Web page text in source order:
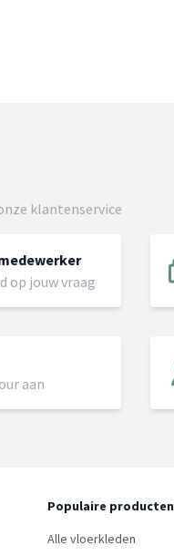
klantenservice
op jouw vraag
aan
Populaire producten
Alle vloerkleden